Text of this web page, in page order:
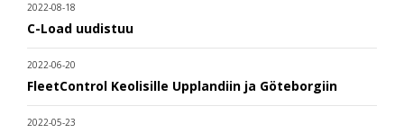
2022-08-18
C-Load uudistuu
2022-06-20
FleetControl Keolisille Upplandiin ja Göteborgiin
2022-05-23